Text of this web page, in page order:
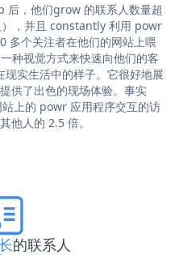
，他们grow 的联系人数量超
，并且 constantly 利用 powr
多个关注者在他们的网站上喂
种视觉方式来快速向他们的客
实生活中的样子。它很好地展
供了出色的现场体验。事实
上的 powr 应用程序交互的访
他人的 2.5 倍。
的联系人